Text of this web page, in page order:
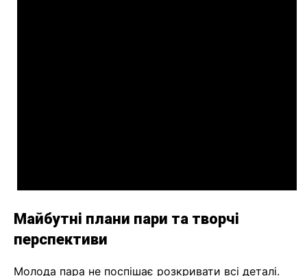
Майбутні плани пари та творчі
перспективи
Молода пара не поспішає розкривати всі деталі.